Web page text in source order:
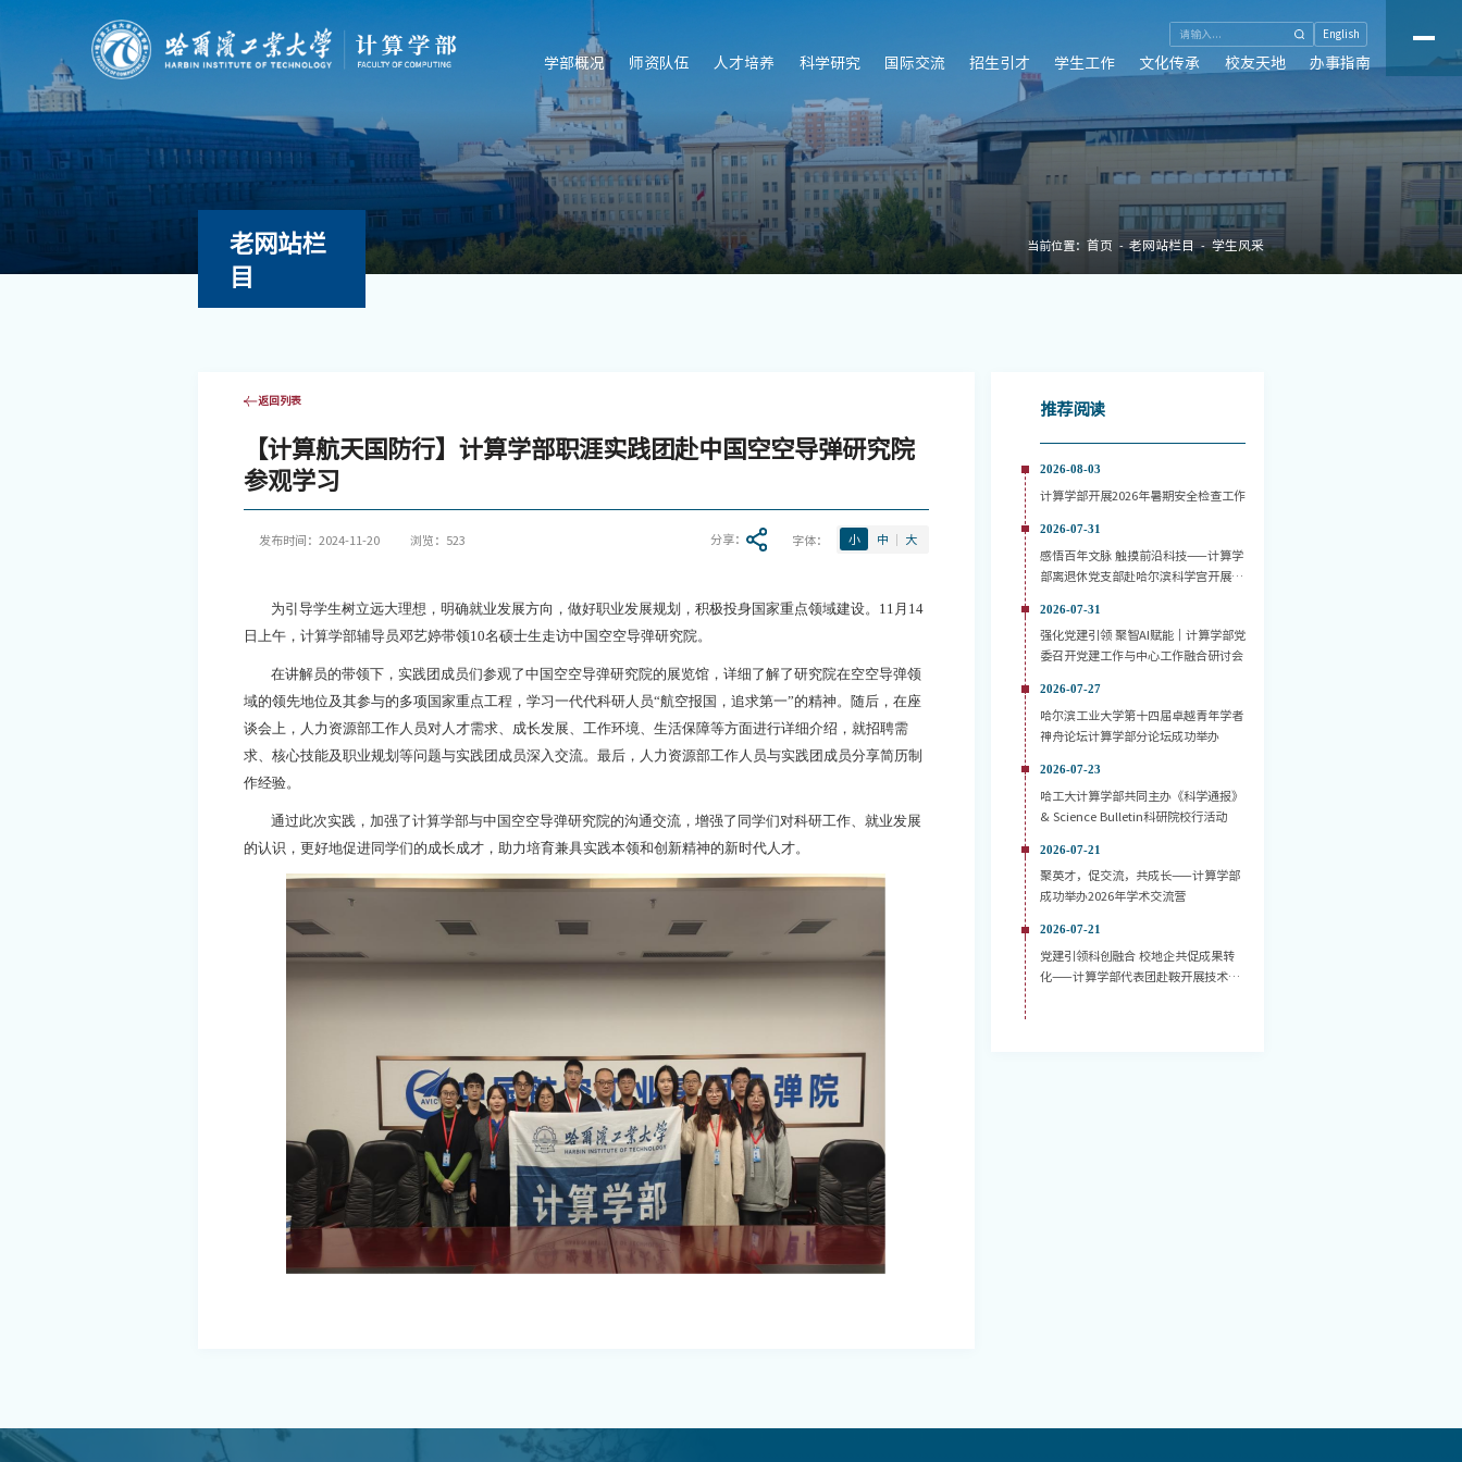
English
学部概况 师资队伍 人才培养 科学研究 国际交流 招生引才 学生工作 文化传承 校友天地 办事指南
老网站栏
目
当前位置： 首页 老网站栏目 学生风采
返回列表
【计算航天国防行】计算学部职涯实践团赴中国空空导弹研究院
参观学习
发布时间：2024-11-20 浏览： 523 分享： 字体： 小 中 大
为引导学生树立远大理想，明确就业发展方向，做好职业发展规划，积极投身国家重点领域建设。11月14
日上午，计算学部辅导员邓艺婷带领10名硕士生走访中国空空导弹研究院。
在讲解员的带领下，实践团成员们参观了中国空空导弹研究院的展览馆，详细了解了研究院在空空导弹领
域的领先地位及其参与的多项国家重点工程，学习一代代科研人员“航空报国，追求第一”的精神。随后，在座
谈会上，人力资源部工作人员对人才需求、成长发展、工作环境、生活保障等方面进行详细介绍，就招聘需
求、核心技能及职业规划等问题与实践团成员深入交流。最后，人力资源部工作人员与实践团成员分享简历制
作经验。
通过此次实践，加强了计算学部与中国空空导弹研究院的沟通交流，增强了同学们对科研工作、就业发展
的认识，更好地促进同学们的成长成才，助力培育兼具实践本领和创新精神的新时代人才。
推荐阅读
2026-08-03
计算学部开展2026年暑期安全检查工作
2026-07-31
感悟百年文脉 触摸前沿科技——计算学
部离退休党支部赴哈尔滨科学宫开展主
2026-07-31
强化党建引领 聚智AI赋能｜计算学部党
委召开党建工作与中心工作融合研讨会
2026-07-27
哈尔滨工业大学第十四届卓越青年学者
神舟论坛计算学部分论坛成功举办
2026-07-23
哈工大计算学部共同主办《科学通报》
& Science Bulletin科研院校行活动
2026-07-21
聚英才，促交流，共成长——计算学部
成功举办2026年学术交流营
2026-07-21
党建引领科创融合 校地企共促成果转
化——计算学部代表团赴鞍开展技术对